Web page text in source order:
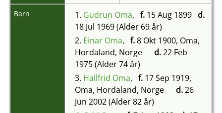
Barn 1. Gudrun Oma, f.15 Aug 1899 d.
18 Jul 1969 (Alder 69 år)
2. Einar Oma, f.8 Okt 1900, Oma,
Hordaland, Norge
d.22 Feb
1975 (Alder 74 år)
3. Hallfrid Oma, f.17 Sep 1919,
Oma, Hordaland, Norge
d.26
Jun 2002 (Alder 82 år)